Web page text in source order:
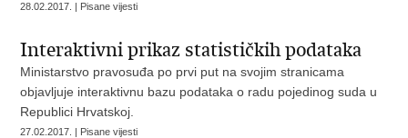
28.02.2017. | Pisane vijesti
Interaktivni prikaz statističkih podataka
Ministarstvo pravosuđa po prvi put na svojim stranicama
objavljuje interaktivnu bazu podataka o radu pojedinog suda u
Republici Hrvatskoj.
27.02.2017. | Pisane vijesti